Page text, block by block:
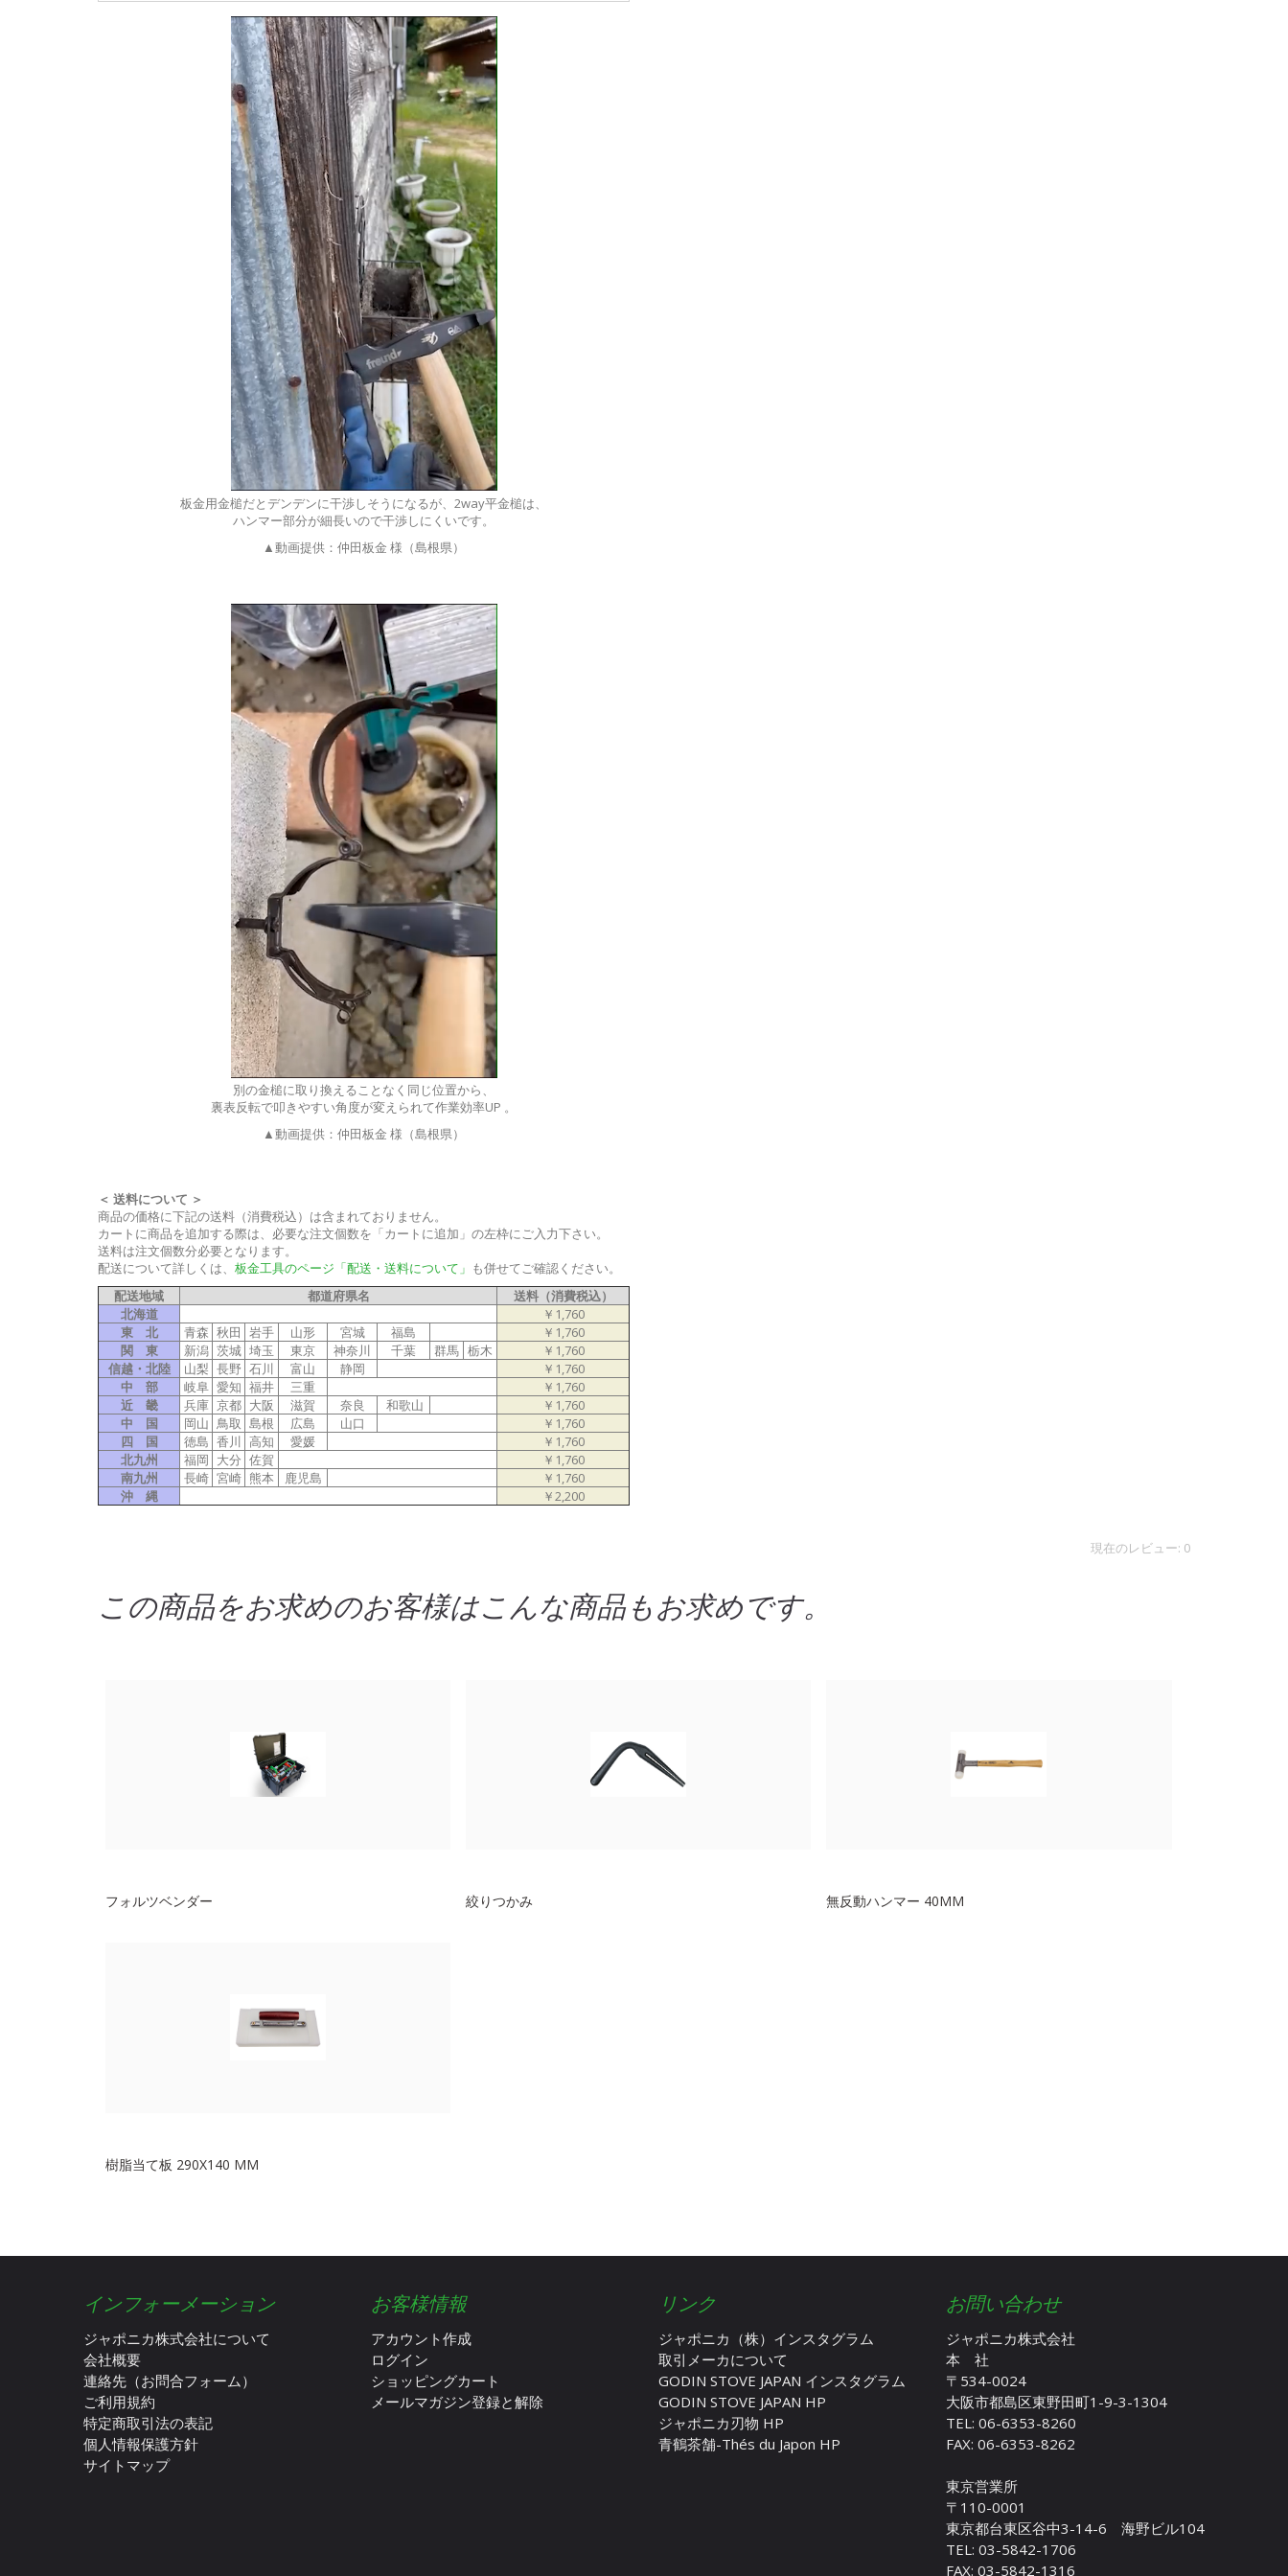
板金用金槌だとデンデンに干渉しそうになるが、2way平金槌は、
ハンマー部分が細長いので干渉しにくいです。
▲動画提供：仲田板金 様（島根県）
別の金槌に取り換えることなく同じ位置から、
裏表反転で叩きやすい角度が変えられて作業効率UP 。
▲動画提供：仲田板金 様（島根県）
＜ 送料について ＞
商品の価格に下記の送料（消費税込）は含まれておりません。
カートに商品を追加する際は、必要な注文個数を「カートに追加」の左枠にご入力下さい。
送料は注文個数分必要となります。
配送について詳しくは、 板金工具のページ「配送・送料について」 も併せてご確認ください。
配送地域
都道府県名
送料（消費税込）
北海道
￥1,760
東 北
青森 秋田 岩手 山形 宮城 福島
￥1,760
関 東
新潟 茨城 埼玉 東京 神奈川 千葉 群馬 栃木
￥1,760
信越・北陸
山梨 長野 石川 富山 静岡
￥1,760
中 部
岐阜 愛知 福井 三重
￥1,760
近 畿
兵庫 京都 大阪 滋賀 奈良 和歌山
￥1,760
中 国
岡山 鳥取 島根 広島 山口
￥1,760
四 国
徳島 香川 高知 愛媛
￥1,760
北九州
福岡 大分 佐賀
￥1,760
南九州
長崎 宮崎 熊本 鹿児島
￥1,760
沖 縄
￥2,200
現在のレビュー: 0
この商品をお求めのお客様はこんな商品もお求めです。
フォルツベンダー 絞りつかみ 無反動ハンマー 40MM
樹脂当て板 290X140 MM
インフォーメーション
ジャポニカ株式会社について
会社概要
連絡先（お問合フォーム）
ご利用規約
特定商取引法の表記
個人情報保護方針
サイトマップ
お客様情報
アカウント作成
ログイン
ショッピングカート
メールマガジン登録と解除
リンク
ジャポニカ（株）インスタグラム
取引メーカについて
GODIN STOVE JAPAN インスタグラム
GODIN STOVE JAPAN HP
ジャポニカ刃物 HP
青鶴茶舗-Thés du Japon HP
お問い合わせ
ジャポニカ株式会社
本 社
〒534-0024
大阪市都島区東野田町1-9-3-1304
TEL: 06-6353-8260
FAX: 06-6353-8262
東京営業所
〒110-0001
東京都台東区谷中3-14-6 海野ビル104
TEL: 03-5842-1706
FAX: 03-5842-1316